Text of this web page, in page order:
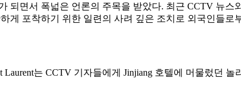
되면서 폭넓은 언론의 주목을 받았다. 최근 CCTV 뉴
게 포착하기 위한 일련의 사려 깊은 조치로 외국인들
Laurent는 CCTV 기자들에게 Jinjiang 호텔에 머물렀던